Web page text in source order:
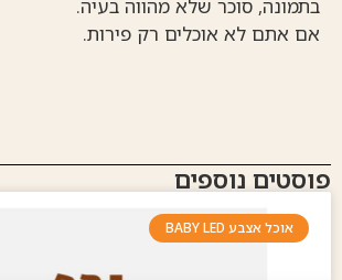
בתמונה, סוכר שלא מהווה בעיה.
אם אתם לא אוכלים רק פירות.
פוסטים נוספים
אוכל אצבע BABY LED